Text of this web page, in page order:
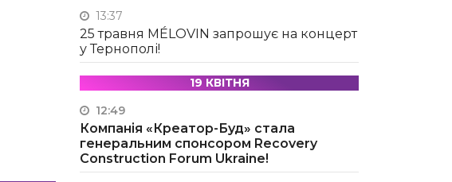
13:37
25 травня MÉLOVIN запрошує на концерт
у Тернополі!
19 КВІТНЯ
12:49
Компанія «Креатор-Буд» стала
генеральним спонсором Recovery
Construction Forum Ukraine!